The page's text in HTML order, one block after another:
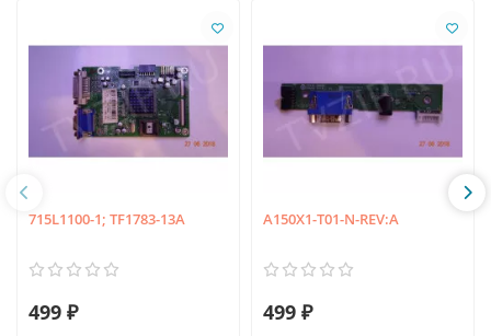
715L1100-1; TF1783-13A
499 ₽
A150X1-T01-N-REV:A
499 ₽